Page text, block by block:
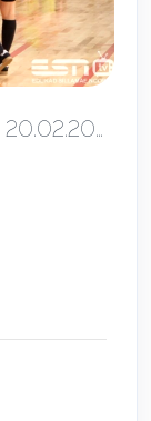
IMG 1486 Esn Foto 20.02.2021